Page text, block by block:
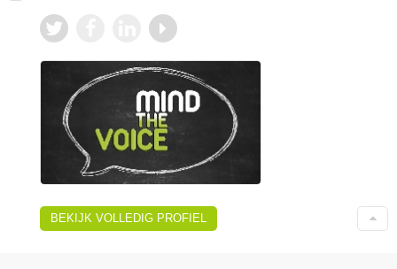
BEKIJK VOLLEDIG PROFIEL